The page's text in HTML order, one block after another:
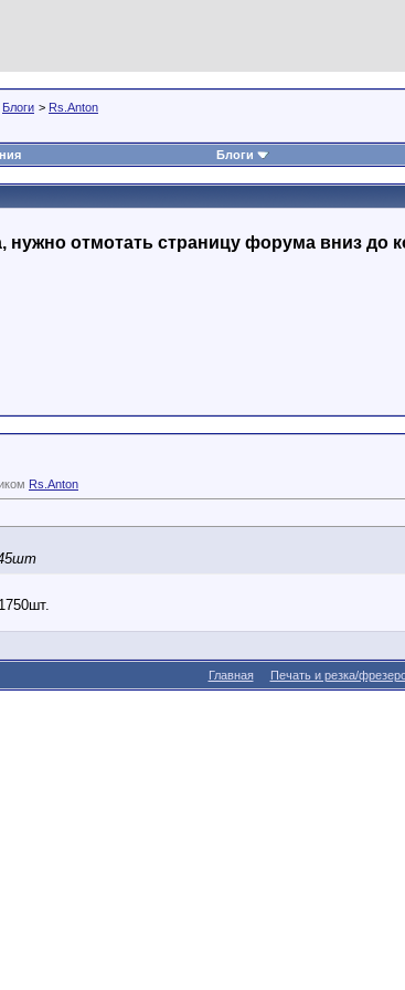
Блоги > Rs.Anton
Блоги
отмотать страницу форума вниз до
Rs.Anton
45шт
Главная Печать и резка/